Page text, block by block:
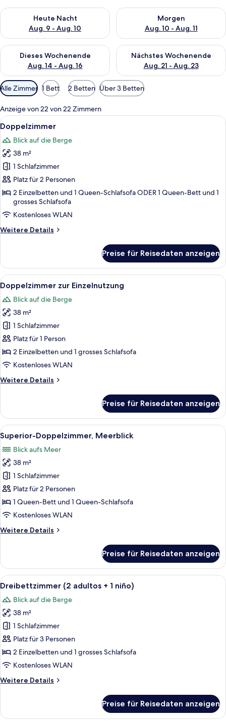
Heute Nacht
Aug. 9 - Aug. 10
Überprüfe die Verfügbarkeit für heute Nacht, Aug. 9 - Aug.
Morgen
Aug. 10 - Aug. 11
Überprüfe die Verfügbarkeit
Dieses Wochenende
Aug. 14 - Aug. 16
Überprüfe die Verfügbarkeit für dieses Wochenende, Aug. 14
Nächstes Wochenende
Aug. 21 - Aug. 23
Überprüfe die Verfügbarkeit
Verfügbare
Filter
für
Zimmer
Alle Zimmer 1 Bett 2 Betten Über 3 Betten
Anzeige von 22 von 22 Zimmern
Alle
Fotos
für
Doppelzimmer
anzeigen
Zimmersafe, Schreibtisch,
5
Doppelzimmer
Blick auf die Berge
38 m²
1 Schlafzimmer
Platz für 2 Personen
2 Einzelbetten und 1 Queen-Schlafsofa ODER 1 Queen-Bett und 1
grosses Schlafsofa
Kostenloses WLAN
Weitere Details
Weitere
Preise für Reisedaten anzeigen
Alle
Fotos
für
Doppelzimmer
zur
Einzelnutzung
anzeigen
Zimmersafe, Schreibtisch,
5
Doppelzimmer zur Einzelnutzung
Blick auf die Berge
38 m²
1 Schlafzimmer
Platz für 1 Person
2 Einzelbetten und 1 grosses Schlafsofa
Kostenloses WLAN
Weitere Details
Weitere
zur
Einzelnutzung
Preise für Reisedaten anzeigen
Alle
Fotos
für
Superior-
Doppelzimmer,
Meerblick
anzeigen
Ein Hotelzimmer mit Bett,
4
Superior-Doppelzimmer, Meerblick
Blick aufs Meer
38 m²
1 Schlafzimmer
Platz für 2 Personen
1 Queen-Bett und 1 Queen-Schlafsofa
Kostenloses WLAN
Weitere Details
Weitere
Doppelzimmer,
Meerblick
Preise für Reisedaten anzeigen
Alle
Fotos
für
Dreibettzimmer
(2
adultos
+
1
anzeigen
Zimmersafe, Schreibtisch,
5
Dreibettzimmer (2 adultos + 1 niño)
Blick auf die Berge
38 m²
1 Schlafzimmer
Platz für 3 Personen
2 Einzelbetten und 1 grosses Schlafsofa
Kostenloses WLAN
Weitere Details
Weitere
(2
Preise für Reisedaten anzeigen